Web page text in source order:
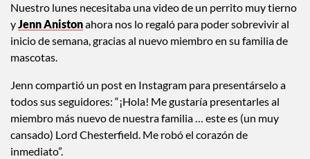
Nuestro lunes necesitaba una video de un perrito muy tierno
yJenn Anistonahora nos lo regaló para poder sobrevivir al
inicio de semana, gracias al nuevo miembro en su familia de
mascotas.
Jenn compartió un post en Instagram para presentárselo a
todos sus seguidores: “¡Hola! Me gustaría presentarles al
miembro más nuevo de nuestra familia … este es (un muy
cansado) Lord Chesterfield. Me robó el corazón de
inmediato”.